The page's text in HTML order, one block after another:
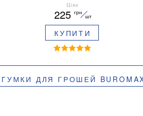
Ціна
225 грн
шт
КУПИТИ
ГУМКИ ДЛЯ ГРОШЕЙ BUROMAX